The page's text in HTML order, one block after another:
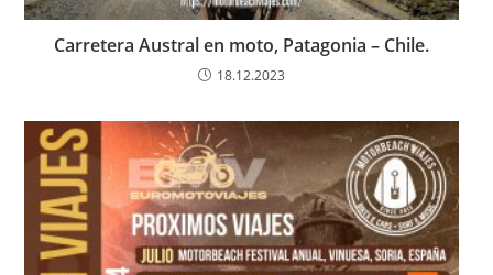
Carretera Austral en moto, Patagonia – Chile.
18.12.2023